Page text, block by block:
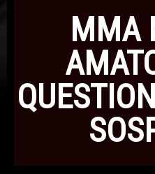
MMA